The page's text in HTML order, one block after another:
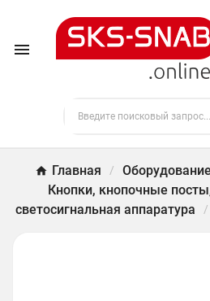

Главная
Кнопки, кнопочные
светосигнальная аппаратура